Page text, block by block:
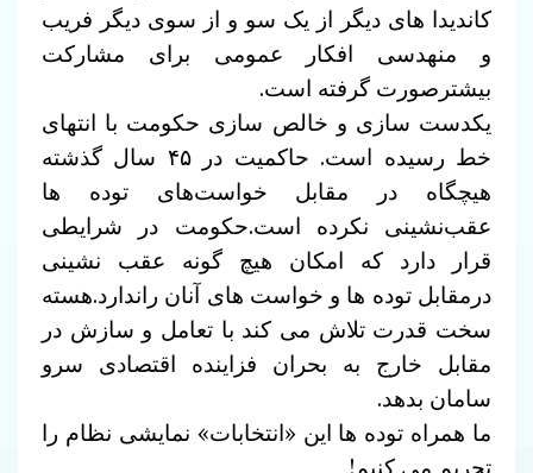
کاندیدا های دیگر از یک سو و از سوی دیگر فریب
و منهدسی افکار عمومی برای مشارکت
بیشترصورت گرفته است.
یکدست سازی و خالص سازی حکومت با انتهای
خط رسیده است. حاکمیت در ۴۵ سال گذشته
هیچگاه در مقابل خواست‌های توده ها
عقب‌نشینی نکرده است.حکومت در شرایطی
قرار دارد که امکان هیچ گونه عقب نشینی
درمقابل توده ها و خواست های آنان راندارد.هسته
سخت قدرت تلاش می کند با تعامل و سازش در
مقابل خارج به بحران فزاینده اقتصادی سرو
سامان بدهد.
ما همراه توده ها این «انتخابات» نمایشی نظام را
تحریم می کنیم!